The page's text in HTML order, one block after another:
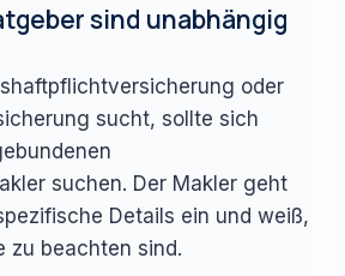
sind unabhängig
oder
sucht, sollte sich
suchen. Der Makler geht
Details ein und weiß,
zu beachten sind.